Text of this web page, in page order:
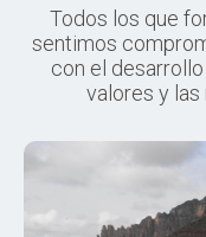
Todos los que
sentimos
con el
valores y las